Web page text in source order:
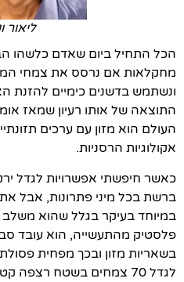
ליאור
הכל התחיל ביום שאדם כלשהו
מחקלאות אם נרסס את צמחי
ונשתמש בדשנים כימיים להזנת
התוצאה של אותו רעיון שמאז
העולם הוא מזון עם ערכים
אקולוגיות הרסניות.
כאשר חיפשתי אפשרויות לגדל
ברשת בכל מיני פתרונות, אבל
במיוחד בעיקר בגלל שהוא
פלסטיק מהתעשייה, הוא עובד
בשאריות מזון ובכך מפחית
לגדל 70 צמחים בשטח